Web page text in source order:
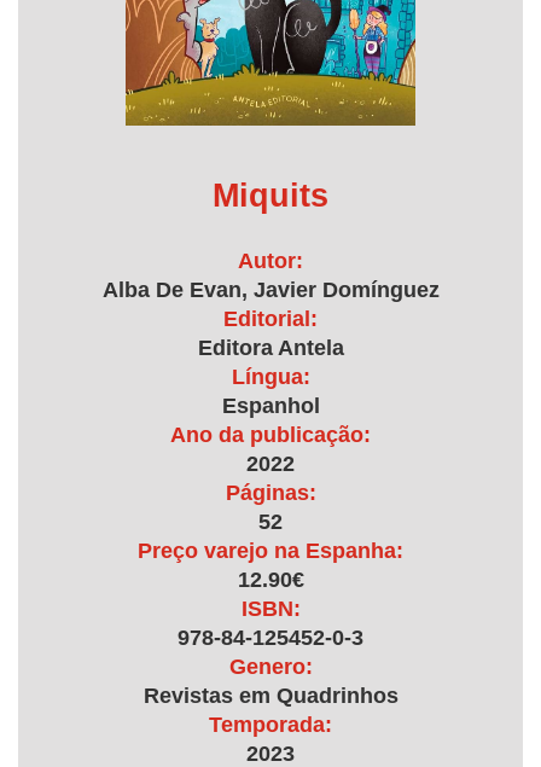
Miquits
Autor:
Alba De Evan, Javier Domínguez
Editorial:
Editora Antela
Língua:
Espanhol
Ano da publicação:
2022
Páginas:
52
Preço varejo na Espanha:
12.90€
ISBN:
978-84-125452-0-3
Genero:
Revistas em Quadrinhos
Temporada:
2023